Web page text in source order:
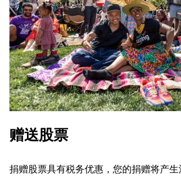
赠送股票
捐赠股票具有税务优惠，您的捐赠将产生